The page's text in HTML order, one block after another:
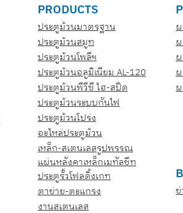
PRODUCTS
ประตูม้วนมาตรฐาน
ประตูม้วนสมูท
ประตูม้วนโพลีฯ
ประตูม้วนอลูมิเนียม AL-120
ประตูม้วนพีวีซี ไฮ-สปีด
ประตูม้วนระบบกันไฟ
ประตูม้วนโปร่ง
อะไหล่ประตูม้วน
เหล็ก-สเตนเลสรูปพรรณ
แผ่นหลังคาเหล็กเมทัลชีท
ประตูรั้วโฟลดิ้งเกท
ตาข่าย-ตะแกรง
งานสเตนเลส